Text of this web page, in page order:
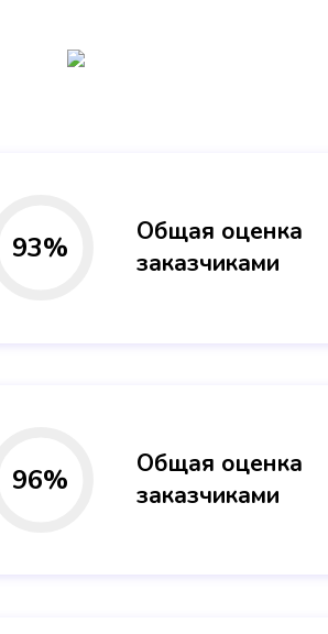
93%
Общая оценка
заказчиками
96%
Общая оценка
заказчиками